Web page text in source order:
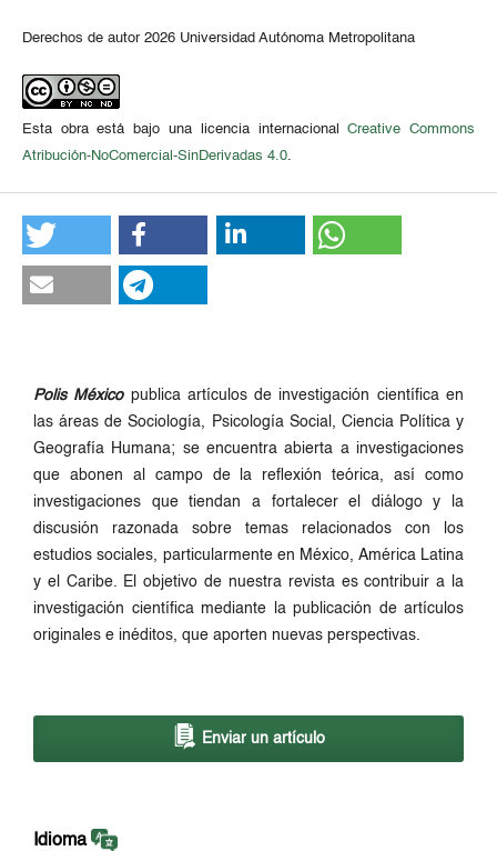
Derechos de autor 2026 Universidad Autónoma Metropolitana
Esta obra está bajo una licencia internacionalCreative Commons
Atribución-NoComercial-SinDerivadas 4.0.
Polis Méxicopublica artículos de investigación científica en
las áreas de Sociología, Psicología Social, Ciencia Política y
Geografía Humana; se encuentra abierta a investigaciones
que abonen al campo de la reflexión teórica, así como
investigaciones que tiendan a fortalecer el diálogo y la
discusión razonada sobre temas relacionados con los
estudios sociales, particularmente en México, América Latina
y el Caribe. El objetivo de nuestra revista es contribuir a la
investigación científica mediante la publicación de artículos
originales e inéditos, que aporten nuevas perspectivas.
Enviar un artículo
Idioma